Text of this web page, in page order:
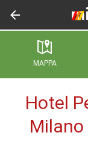
MAPPA
Hotel